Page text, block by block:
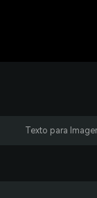
Texto para